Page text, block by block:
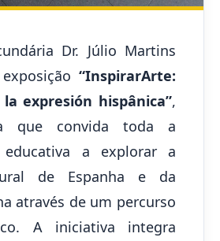
Dr. Júlio Martins
“InspirarArte:
expresión hispânica”,
que convida toda a
educativa a explorar a
de Espanha e da
através de um percurso
A iniciativa integra